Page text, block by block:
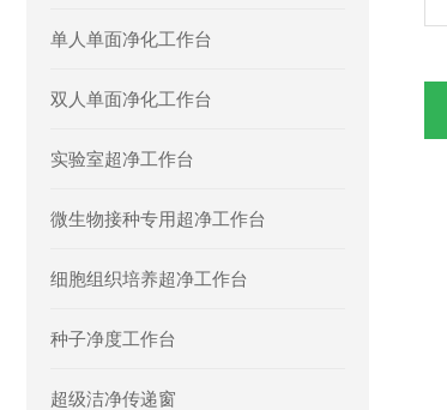
单人单面净化工作台
双人单面净化工作台
实验室超净工作台
微生物接种专用超净工作台
细胞组织培养超净工作台
种子净度工作台
超级洁净传递窗